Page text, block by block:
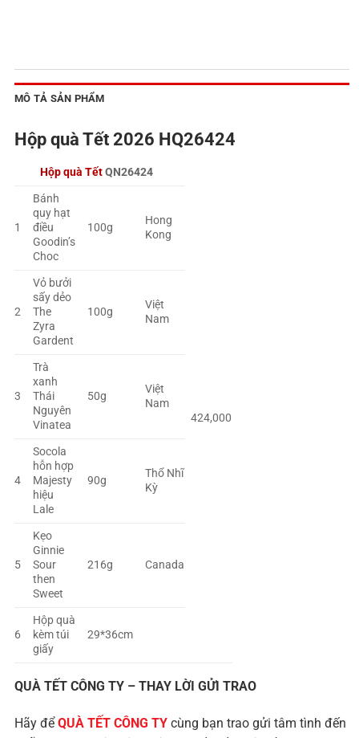
MÔ TẢ SẢN PHẨM
Hộp quà Tết 2026 HQ26424
Hộp quà TếtQN26424
424,000
1
Bánh
quy hạt
điều
Goodin’s
Choc
100g
Hong
Kong
2
Vỏ bưởi
sấy dẻo
The
Zyra
Gardent
100g
Việt
Nam
3
Trà
xanh
Thái
Nguyên
Vinatea
50g
Việt
Nam
4
Socola
hỗn hợp
Majesty
hiệu
Lale
90g
Thổ Nhĩ
Kỳ
5
Kẹo
Ginnie
Sour
then
Sweet
216g Canada
6
Hộp quà
kèm túi
giấy
29*36cm
QUÀ TẾT CÔNG TY – THAY LỜI GỬI TRAO
Hãy đểQUÀ TẾT CÔNG TY cùng bạn trao gửi tâm tình đến